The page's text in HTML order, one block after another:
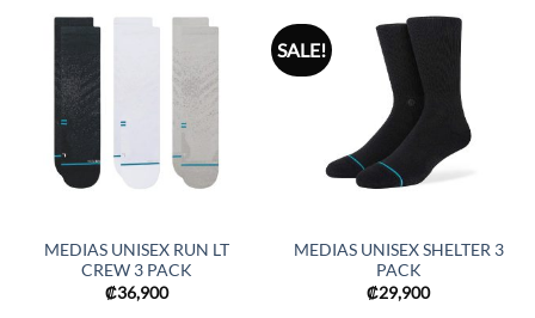
MEDIAS UNISEX RUN LT
CREW 3 PACK
₡36,900
SALE!
MEDIAS UNISEX SHELTER 3
PACK
₡29,900